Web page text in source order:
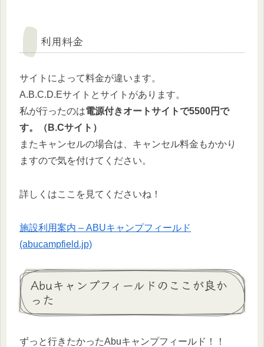
利用料金
サイトによって料金が違います。
A.B.C.D.Eサイトとサイトがあります。
私が行ったのは電源付きオートサイトで5500円で
す。（B.Cサイト）
またキャンセルの場合は、キャンセル料金もかかり
ますので気を付けてください。
詳しくはここを見てくださいね！
施設利用案内 – ABUキャンプフィールド
(abucampfield.jp)
Abuキャンプフィールドのここが良か
った
ずっと行きたかったAbuキャンプフィールド！！